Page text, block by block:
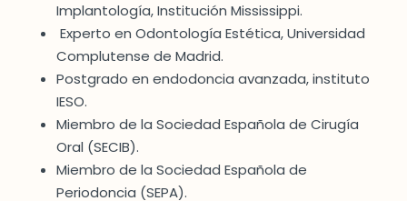
Implantología, Institución Mississippi.
Experto en Odontología Estética, Universidad
Complutense de Madrid.
Postgrado en endodoncia avanzada, instituto
IESO.
Miembro de la Sociedad Española de Cirugía
Oral (SECIB).
Miembro de la Sociedad Española de
Periodoncia (SEPA).